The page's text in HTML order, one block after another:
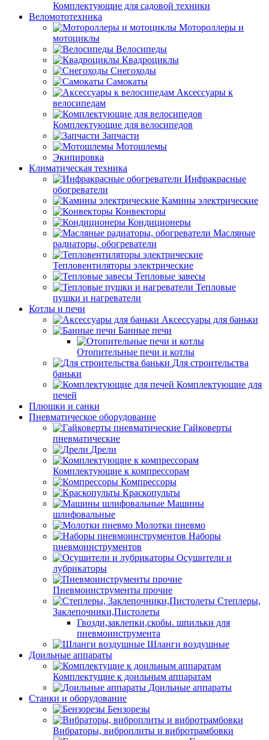
Комплектующие для садовой техники
Веломототехника
Мотороллеры и
мотоциклы
Велосипеды
Квадроциклы
Снегоходы
Самокаты
Аксессуары к
велосипедам
Комплектующие для велосипедов
Запчасти
Мотошлемы
Экипировка
Климатическая техника
Инфракрасные
обогреватели
Камины электрические
Конвекторы
Кондиционеры
Масляные
радиаторы, обогреватели
Тепловентиляторы электрические
Тепловые завесы
Тепловые
пушки и нагреватели
Котлы и печи
Аксессуары для баньки
Банные печи
Отопительные печи и котлы
Для строительства
баньки
Комплектующие для
печей
Плюшки и санки
Пневматическое оборудование
Гайковерты
пневматические
Дрели
Комплектующие к компрессорам
Компрессоры
Краскопульты
Машины
шлифовальные
Молотки пневмо
Наборы
пневмоинструментов
Осушители и
лубрикаторы
Пневмоинструменты прочие
Степлеры,
Заклепочники,Пистолеты
Гвозди,заклепки,скобы. шпильки для
пневмоинструмента
Шланги воздушные
Доильные аппараты
Комплектущие к доильным аппаратам
Доильные аппараты
Станки и оборудование
Бензорезы
Вибраторы, виброплиты и вибротрамбовки